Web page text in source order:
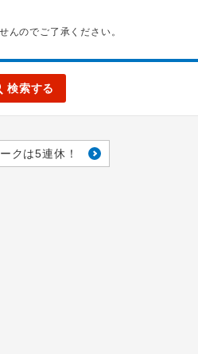
のでご了承ください。
検索する
クは5連休！